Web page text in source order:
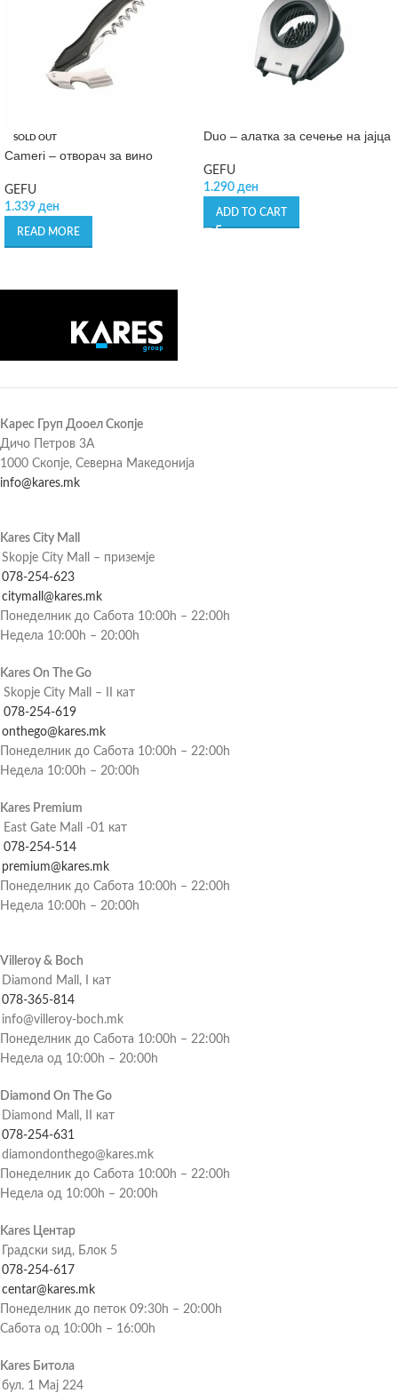
SOLD OUT
Cameri – отворач за вино
GEFU
1.339 ден
READ MORE
Duo – алатка за сечење на јајца
GEFU
1.290 ден
ADD TO CART
Карес Груп Дооел Скопје
Дичо Петров 3А
1000 Скопје, Северна Македонија
info@kares.mk
Kares City Mall
Skopje City Mall – приземје
078-254-623
citymall@kares.mk
Понеделник до Сабота 10:00h – 22:00h
Недела 10:00h – 20:00h
Kares On The Go
Skopje City Mall – II кат
078-254-619
onthego@kares.mk
Понеделник до Сабота 10:00h – 22:00h
Недела 10:00h – 20:00h
Kares Premium
East Gate Mall -01 кат
078-254-514
premium@kares.mk
Понеделник до Сабота 10:00h – 22:00h
Недела 10:00h – 20:00h
Villeroy & Boch
Diamond Mall, I кат
078-365-814
info@villeroy-boch.mk
Понеделник до Сабота 10:00h – 22:00h
Недела од 10:00h – 20:00h
Diamond On The Go
Diamond Mall, II кат
078-254-631
diamondonthego@kares.mk
Понеделник до Сабота 10:00h – 22:00h
Недела од 10:00h – 20:00h
Kares Центар
Градски ѕид, Блок 5
078-254-617
centar@kares.mk
Понеделник до петок 09:30h – 20:00h
Сабота од 10:00h – 16:00h
Kares Битола
бул. 1 Мај 224